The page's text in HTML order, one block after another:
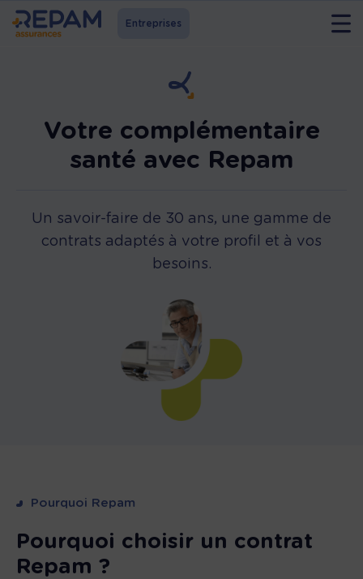
Entreprises
Votre complémentaire
santé avec Repam
Un savoir-faire de 30 ans, une gamme de
contrats adaptés à votre profil et à vos
besoins.
Pourquoi Repam
Pourquoi choisir un contrat
Repam ?